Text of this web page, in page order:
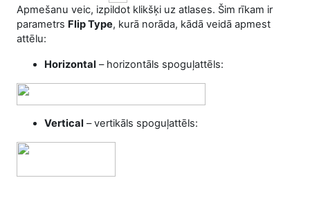
Apmešanu veic, izpildot klikšķi uz atlases. Šim rīkam ir
parametrs Flip Type, kurā norāda, kādā veidā apmest
attēlu:
Horizontal – horizontāls spoguļattēls:
Vertical – vertikāls spoguļattēls: